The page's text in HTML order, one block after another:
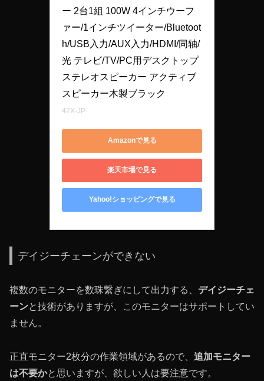
ー 2台1組 100W 4インチウーフ
ァー/1インチツイーター/Bluetoot
h/USB入力/AUX入力/HDMI/同轴/
光 テレビ/TV/PC用デスクトップ
ステレオスピーカー アクティブ
スピーカー木製ブラック
42X-JP
Amazonで見る
楽天市場で見る
Yahoo!ショッピングで見る
デイジーチェーンができない
複数のモニターを数珠繋ぎにして出力する、 デイジーチェ
ーンと技術がありますが、このモニターはサポートしてい
ません。
正直モニター2枚分の作業領域があるので、 追加モニター
は不要かと思いますが、欲しい人は要注意です。